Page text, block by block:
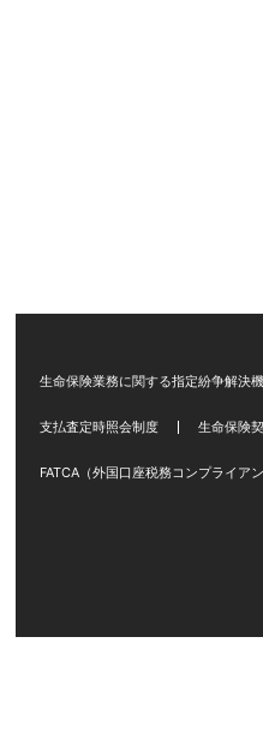
生命保険業務に関する指定紛争解決
支払査定時照会制度 生命保険
FATCA（外国口座税務コンプライアン